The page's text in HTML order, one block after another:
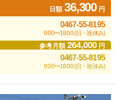
日額36,300円
0467-55-8195
9:00〜18:00 (日・祝休み)
参考月額264,000円
0467-55-8195
9:00〜18:00 (日・祝休み)